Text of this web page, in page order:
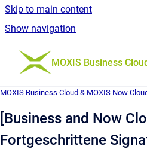
Skip to main content
Show navigation
Go to homepage
MOXIS Business
MOXIS Business Cloud & MOXIS Now
[Business and Now
Fortgeschrittene